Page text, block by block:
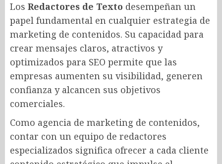
Los Redactores de Texto desempeñan un
papel fundamental en cualquier estrategia de
marketing de contenidos. Su capacidad para
crear mensajes claros, atractivos y
optimizados para SEO permite que las
empresas aumenten su visibilidad, generen
confianza y alcancen sus objetivos
comerciales.
Como agencia de marketing de contenidos,
contar con un equipo de redactores
especializados significa ofrecer a cada cliente